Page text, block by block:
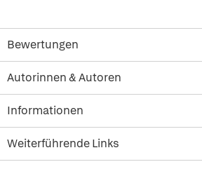
Bewertungen
Autorinnen & Autoren
Informationen
Weiterführende Links